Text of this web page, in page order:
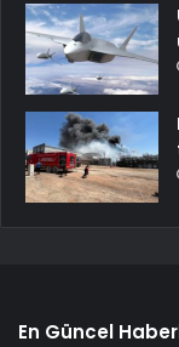
En Güncel